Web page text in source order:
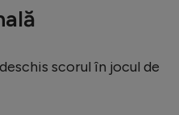
scorul în jocul de